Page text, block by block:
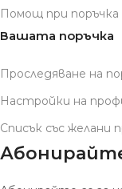
Помощ при поръчка
Вашата поръчка
Проследяване на
Настройки на
Списък със желани